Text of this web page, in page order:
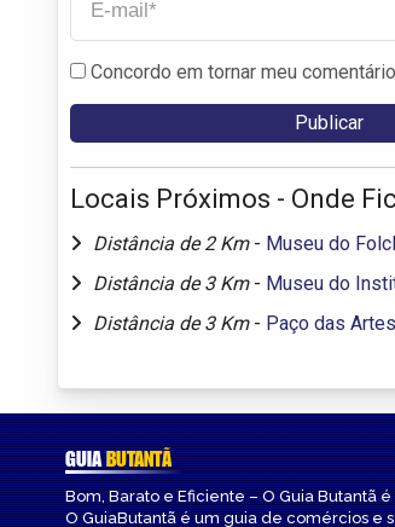
Concordo em tornar meu
Locais Próximos - Onde
Distância de 2 Km - Museu do
Distância de 3 Km - Museu do
Distância de 3 Km - Paço das Artes
GUIABUTANTÃ
Bom, Barato e Eficiente – O Guia Butantã
O GuiaButantã é um guia de comércios e